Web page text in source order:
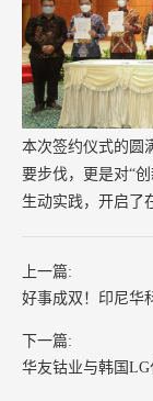
本次签约仪式的圆
要步伐，更是对“
生动实践，开启了
上一篇:
好事成双！印尼华
下一篇:
华友钴业与韩国